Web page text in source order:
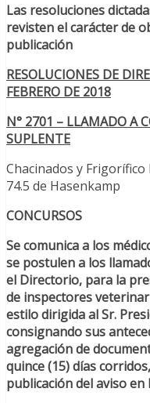
Las resoluciones
revisten el carácter de
publicación
RESOLUCIONES DE
FEBRERO DE 2018
N° 2701 – LLAMADO A
SUPLENTE
Chacinados y Frigorífico
74.5 de Hasenkamp
CONCURSOS
Se comunica a los
se postulen a los
el Directorio, para la
de inspectores
estilo dirigida al Sr.
consignando sus
agregación de
quince (15) días
publicación del aviso en